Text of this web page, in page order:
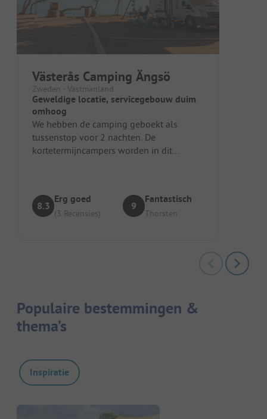
Västerås Camping Ängsö
Zweden - Västmanland
Geweldige locatie, servicegebouw duim
omhoog
We hebben de camping geboekt als
tussenstop voor 2 nachten. De
kortetermijncampers worden in dit
8.3
Erg goed
(3 Recensies)
9
Fantastisch
Thorsten
Populaire bestemmingen &
thema’s
Inspiratie